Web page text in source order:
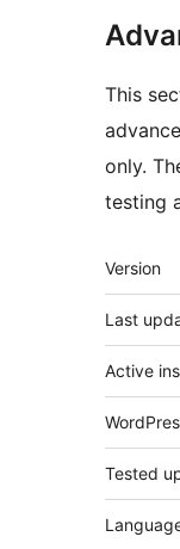
This
only.
testing
Meta
Version
Last
Active
Tested